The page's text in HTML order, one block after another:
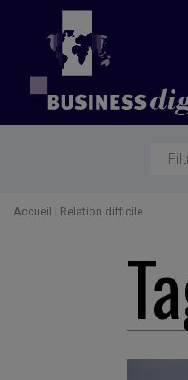
Accueil | Relation difficile